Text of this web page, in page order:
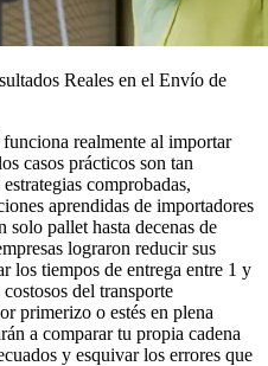
Reales en el Envío de
realmente al importar
casos prácticos son tan
comprobadas,
aprendidas de importadores
solo pallet hasta decenas de
lograron reducir sus
los tiempos de entrega entre 1 y
del transporte
primerizo o estés en plena
a comparar tu propia cadena
y esquivar los errores que